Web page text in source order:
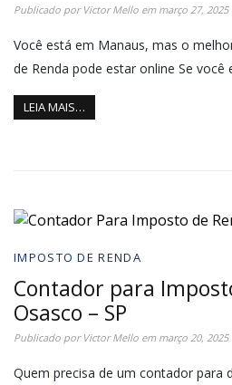
Publicado por Victor Mello em março 27, 2025
Você está em Manaus, mas o
de Renda pode estar online Se
LEIA MAIS…
IMPOSTO DE RENDA
Contador para
Osasco – SP
Publicado por Victor Mello em março 20, 2025
Quem precisa de um contador para